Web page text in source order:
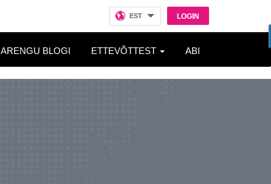
LOGIN
EST
ARENGU BLOGI ETTEVÕTTEST ABI